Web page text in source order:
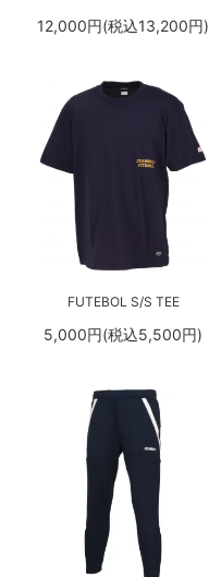
12,000円(税込13,200円)
FUTEBOL S/S TEE
5,000円(税込5,500円)